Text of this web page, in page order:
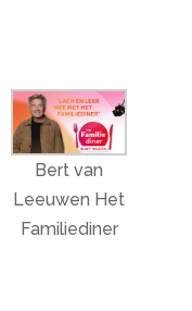
Bert van
Leeuwen Het
Familiediner